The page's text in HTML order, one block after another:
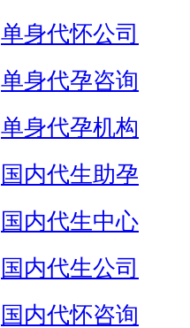
单身代怀公司
单身代孕咨询
单身代孕机构
国内代生助孕
国内代生中心
国内代生公司
国内代怀咨询